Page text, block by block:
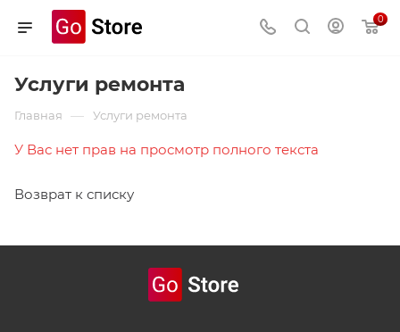
0
Услуги ремонта
Главная — Услуги ремонта
У Вас нет прав на просмотр полного текста
Возврат к списку